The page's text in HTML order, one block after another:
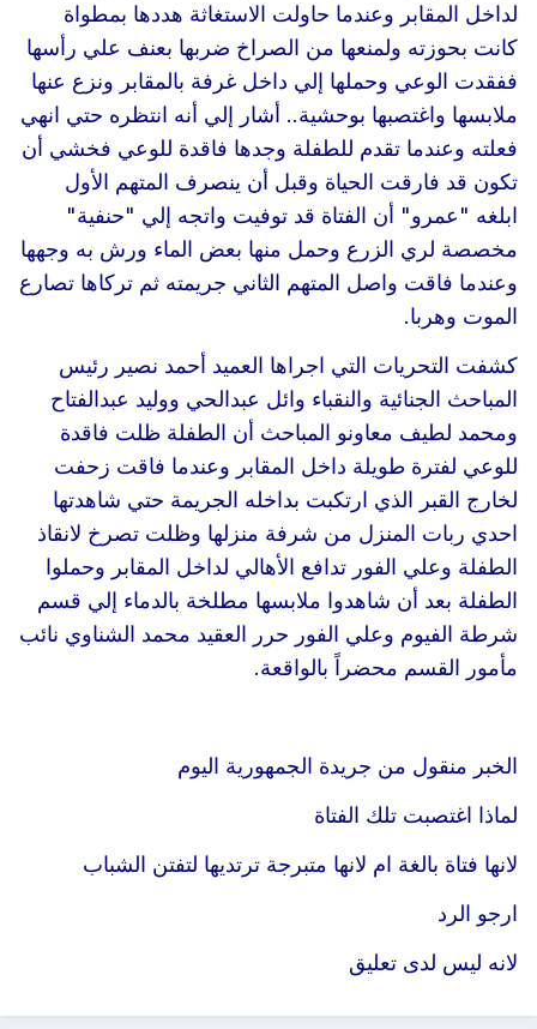
لداخل المقابر وعندما حاولت الاستغاثة هددها بمطواة
كانت بحوزته ولمنعها من الصراخ ضربها بعنف علي رأسها
ففقدت الوعي وحملها إلي داخل غرفة بالمقابر ونزع عنها
ملابسها واغتصبها بوحشية.. أشار إلي أنه انتظره حتي انهي
فعلته وعندما تقدم للطفلة وجدها فاقدة للوعي فخشي أن
تكون قد فارقت الحياة وقبل أن ينصرف المتهم الأول
ابلغه "عمرو" أن الفتاة قد توفيت واتجه إلي "حنفية"
مخصصة لري الزرع وحمل منها بعض الماء ورش به وجهها
وعندما فاقت واصل المتهم الثاني جريمته ثم تركاها تصارع
الموت وهربا.
كشفت التحريات التي اجراها العميد أحمد نصير رئيس
المباحث الجنائية والنقباء وائل عبدالحي ووليد عبدالفتاح
ومحمد لطيف معاونو المباحث أن الطفلة ظلت فاقدة
للوعي لفترة طويلة داخل المقابر وعندما فاقت زحفت
لخارج القبر الذي ارتكبت بداخله الجريمة حتي شاهدتها
احدي ربات المنزل من شرفة منزلها وظلت تصرخ لانقاذ
الطفلة وعلي الفور تدافع الأهالي لداخل المقابر وحملوا
الطفلة بعد أن شاهدوا ملابسها مطلخة بالدماء إلي قسم
شرطة الفيوم وعلي الفور حرر العقيد محمد الشناوي نائب
مأمور القسم محضراً بالواقعة.
الخبر منقول من جريدة الجمهورية اليوم
لماذا اغتصبت تلك الفتاة
لانها فتاة بالغة ام لانها متبرجة ترتديها لتفتن الشباب
ارجو الرد
لانه ليس لدى تعليق